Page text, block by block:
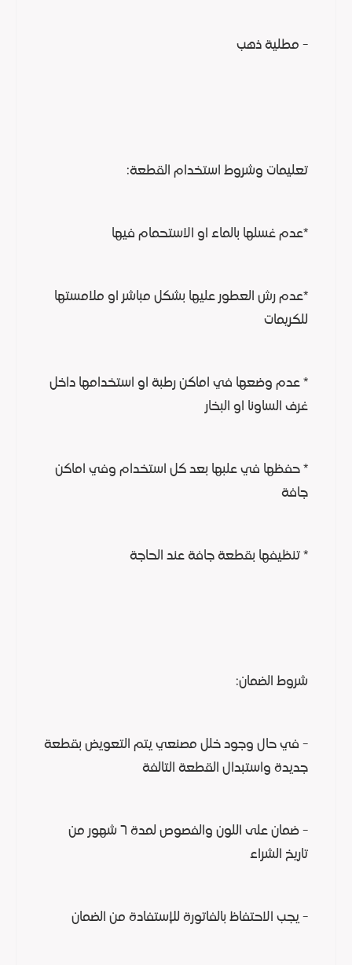
- مطلية ذهب
تعليمات وشروط استخدام القطعة:
*عدم غسلها بالماء او الاستحمام فيها
*عدم رش العطور عليها بشكل مباشر او ملامستها
للكريمات
* عدم وضعها في اماكن رطبة او استخدامها داخل
غرف الساونا او البخار
* حفظها في علبها بعد كل استخدام وفي اماكن
جافة
* تنظيفها بقطعة جافة عند الحاجة
شروط الضمان:
- في حال وجود خلل مصنعي يتم التعويض بقطعة
جديدة واستبدال القطعة التالفة
- ضمان على اللون والفصوص لمدة ٦ شهور من
تاريخ الشراء
- يجب الاحتفاظ بالفاتورة للإستفادة من الضمان